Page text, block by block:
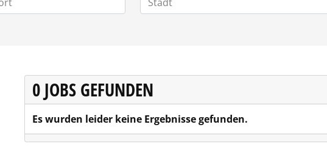
0 JOBS GEFUNDEN
Es wurden leider keine Ergebnisse gefunden.